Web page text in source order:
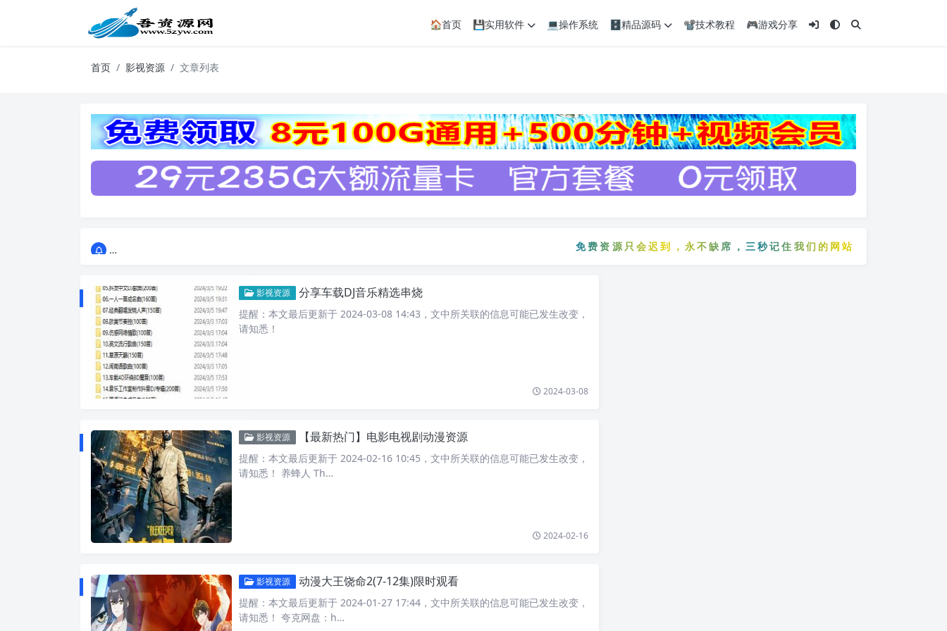
🏠首页 💾实用软件 💻操作系统 🗄️精品源码 📽️技术教程 🎮游戏分享
首页 影视资源 文章列表
免费资源只会迟到，永不缺席，三秒记住我们的网站：5zyw.com
影视资源 分享车载DJ音乐精选串烧
提醒：本文最后更新于 2024-03-08 14:43，文中所关联的信息可能已发生改变，
请知悉！
2024-03-08
影视资源 【最新热门】电影电视剧动漫资源
提醒：本文最后更新于 2024-02-16 10:45，文中所关联的信息可能已发生改变，
请知悉！ 养蜂人 Th…
2024-02-16
影视资源 动漫大王饶命2(7-12集)限时观看
提醒：本文最后更新于 2024-01-27 17:44，文中所关联的信息可能已发生改变，
请知悉！ 夸克网盘：h…